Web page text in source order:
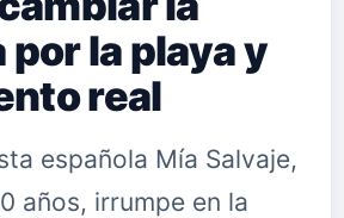
la playa y
real
española Mía Salvaje,
años, irrumpe en la